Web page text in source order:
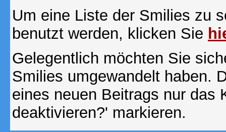
Um eine Liste der Smilies zu
benutzt werden, klicken Sie
Gelegentlich möchten Sie
Smilies umgewandelt haben.
eines neuen Beitrags nur das
deaktivieren?' markieren.